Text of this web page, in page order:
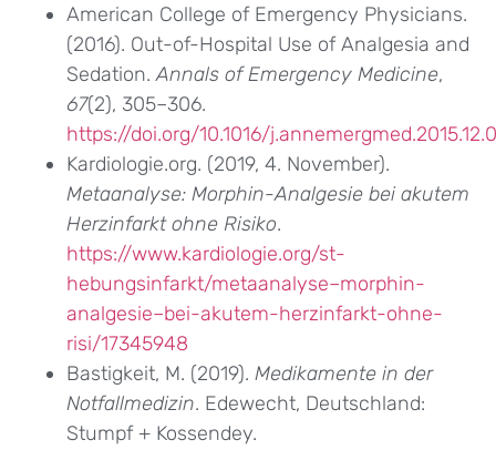
American College of Emergency Physicians.
(2016). Out-of-Hospital Use of Analgesia and
Sedation.Annals of Emergency Medicine,
67(2), 305–306.
https://doi.org/10.1016/
Kardiologie.org. (2019, 4. November).
Metaanalyse: Morphin-Analgesie bei akutem
Herzinfarkt ohne Risiko.
https://www.kardiologie.org/st-
hebungsinfarkt/metaanalyse–morphin-
analgesie–bei-akutem-herzinfarkt-ohne-
risi/17345948
Bastigkeit, M. (2019). Medikamente in der
Notfallmedizin. Edewecht, Deutschland:
Stumpf + Kossendey.